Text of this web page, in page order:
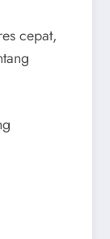
cepat,